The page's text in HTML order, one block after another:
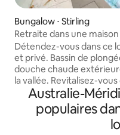
Bungalow ⋅ Stirling
Retraite dans une
Stirling
Détendez-vous dans ce
et privé. Bassin de
douche chaude
la vallée. Revitalisez-vous
baignoire autoportante
douche double ! Lit King Size, oreillers
moelleux, cuisine
Internet Starlink et Wi-Fi,
Australie-
populaires